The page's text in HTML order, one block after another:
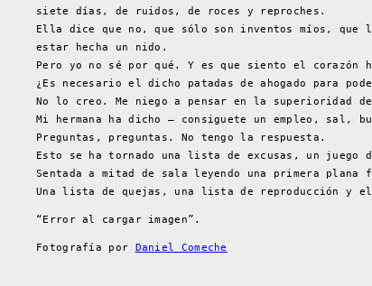
siete días, de ruidos, de roces y reproches.
Ella dice que no, que sólo son inventos míos, que
estar hecha un nido.
Pero yo no sé por qué. Y es que siento el
¿Es necesario el dicho patadas de ahogado para
No lo creo. Me niego a pensar en la superioridad
Mi hermana ha dicho – consiguete un empleo,
Preguntas, preguntas. No tengo la respuesta.
Esto se ha tornado una lista de excusas, un
Sentada a mitad de sala leyendo una primera
Una lista de quejas, una lista de reproducción y el
“Error al cargar imagen”.
Fotografía por Daniel Comeche